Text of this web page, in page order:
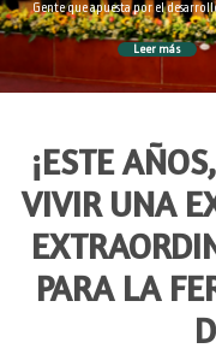
Gente que apuesta por el
Leer más
¡ESTE
VIVIR UNA
PARA LA